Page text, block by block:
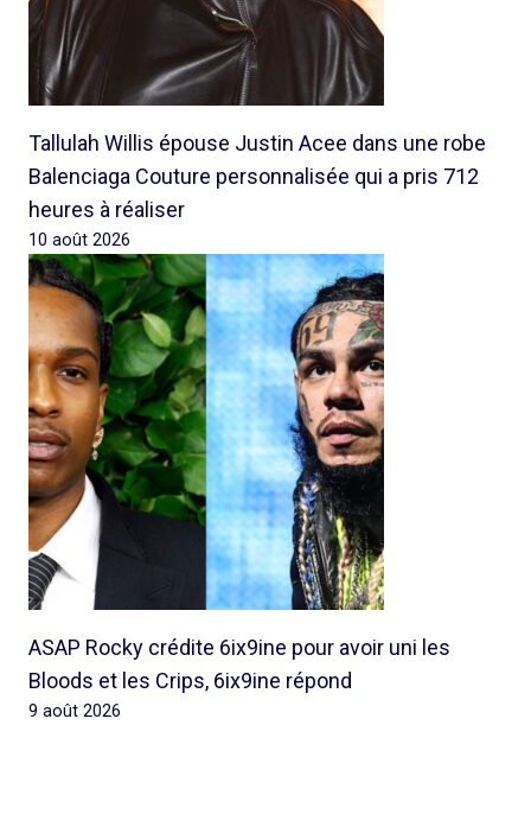
Tallulah Willis épouse Justin Acee dans une robe
Balenciaga Couture personnalisée qui a pris 712
heures à réaliser
10 août 2026
ASAP Rocky crédite 6ix9ine pour avoir uni les
Bloods et les Crips, 6ix9ine répond
9 août 2026